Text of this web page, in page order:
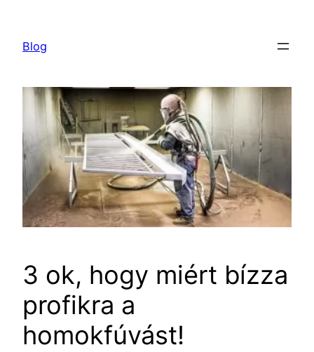
tartalomhoz
Blog
3 ok, hogy miért bízza
profikra a
homokfúvást!